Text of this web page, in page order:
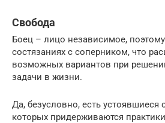
Свобода
Боец – лицо независимое,
состязаниях с соперником, что
возможных вариантов при
задачи в жизни.
Да, безусловно, есть устоявшиеся
которых придерживаются